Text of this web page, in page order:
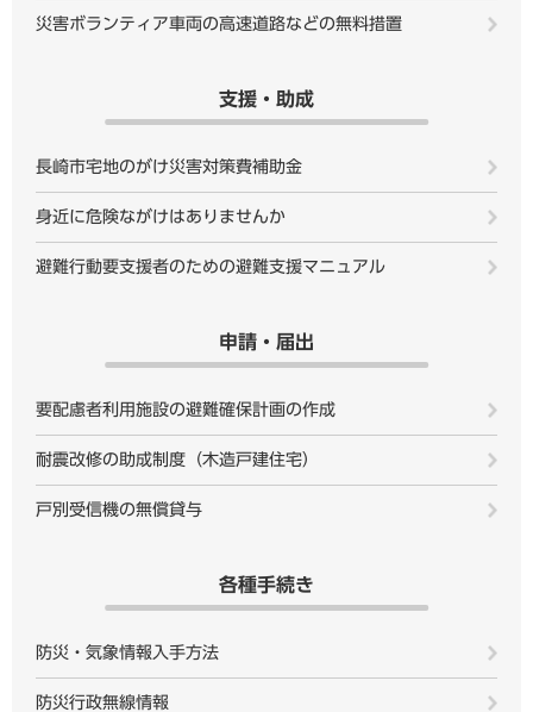
災害ボランティア車両の高速道路などの無料措置
支援・助成
長崎市宅地のがけ災害対策費補助金
身近に危険ながけはありませんか
避難行動要支援者のための避難支援マニュアル
申請・届出
要配慮者利用施設の避難確保計画の作成
耐震改修の助成制度（木造戸建住宅）
戸別受信機の無償貸与
各種手続き
防災・気象情報入手方法
防災行政無線情報